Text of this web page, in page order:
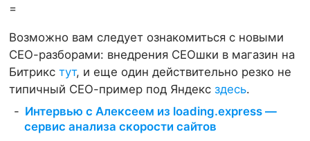
=
Возможно вам следует ознакомиться с новыми
СЕО-разборами: внедрения СЕОшки в магазин на
Битрикстут, и еще один действительно резко не
типичный СЕО-пример под Яндекс здесь.
Интервью с Алексеем из loading.express —
сервис анализа скорости сайтов